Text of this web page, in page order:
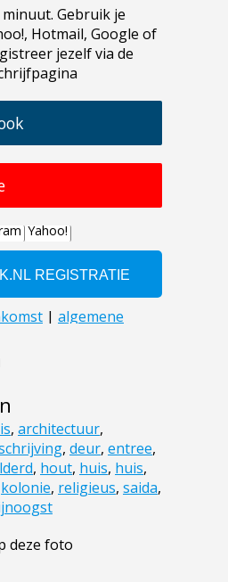
, architectuur,
, deur, entree,
, hout, huis, huis,
kolonie, religieus, saida,
deze foto